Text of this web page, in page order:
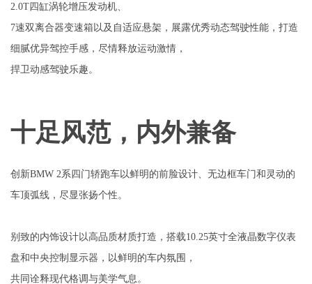
2.0T四缸涡轮增压发动机、
7速双离合器变速箱以及自适应悬架，展露优秀动态驾驶性能，打造
细腻优异驾控手感，尽情释放运动激情，
捍卫动感驾驶乐趣。
十足风范，内外兼备
创新BMW 2系四门轿跑车以鲜明的前脸设计、无边框车门和灵动的
车顶弧线，尽显张扬个性。
别致的内饰设计以高品质材质打造，搭载10.25英寸全液晶数字仪表
盘和中央控制显示器，以鲜明的车内氛围，
共同诠释现代格调与美学气息。